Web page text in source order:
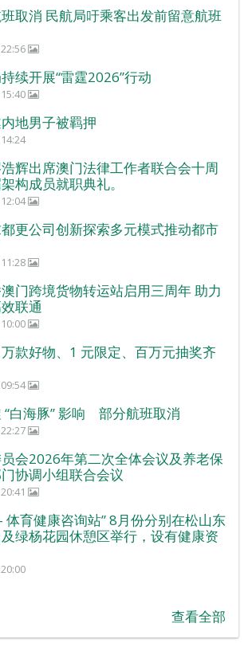
取消 民航局吁乘客出发前留意航班
续开展“雷霆2026”行动
地男子被羁押
辉出席澳门法律工作者联合会十周
构成员就职典礼。
更公司创新探索多元模式推动都市
门跨境货物转运站启用三周年 助力
联通
款好物、1 元限定、百万元抽奖齐
“白海豚” 影响 部分航班取消
会2026年第二次全体会议及养老保
协调小组联合会议
体育健康咨询站” 8月份分别在松山东
绿杨花园休憩区举行，设有健康资
查看全部